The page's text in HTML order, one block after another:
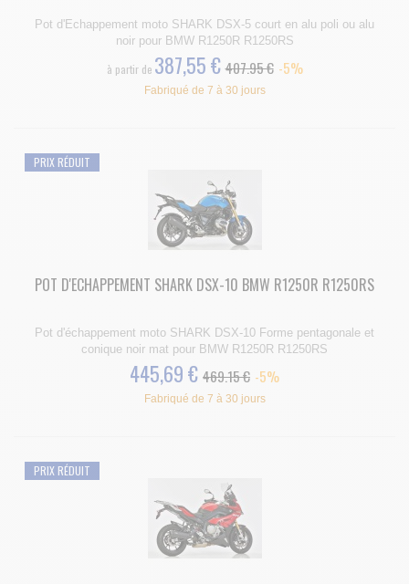
Pot d'Echappement moto SHARK DSX-5 court en alu poli ou alu
noir pour BMW R1250R R1250RS
à partir de 387,55 € 407.95 € -5%
Fabriqué de 7 à 30 jours
PRIX RÉDUIT
POT D'ECHAPPEMENT SHARK DSX-10 BMW R1250R R1250RS
Pot d'échappement moto SHARK DSX-10 Forme pentagonale et
conique noir mat pour BMW R1250R R1250RS
445,69 € 469.15 € -5%
Fabriqué de 7 à 30 jours
PRIX RÉDUIT